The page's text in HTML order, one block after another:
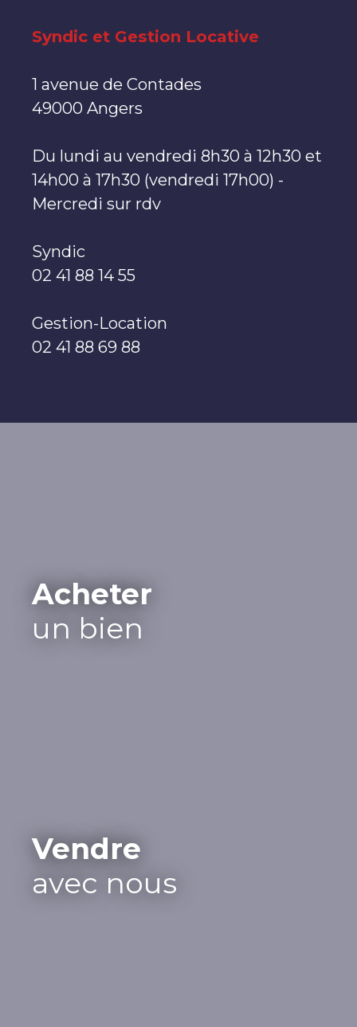
Syndic et Gestion Locative
1 avenue de Contades
49000 Angers
Du lundi au vendredi 8h30 à 12h30 et
14h00 à 17h30 (vendredi 17h00) -
Mercredi sur rdv
Syndic
02 41 88 14 55
Gestion-Location
02 41 88 69 88
Acheter
un bien
Vendre
avec nous